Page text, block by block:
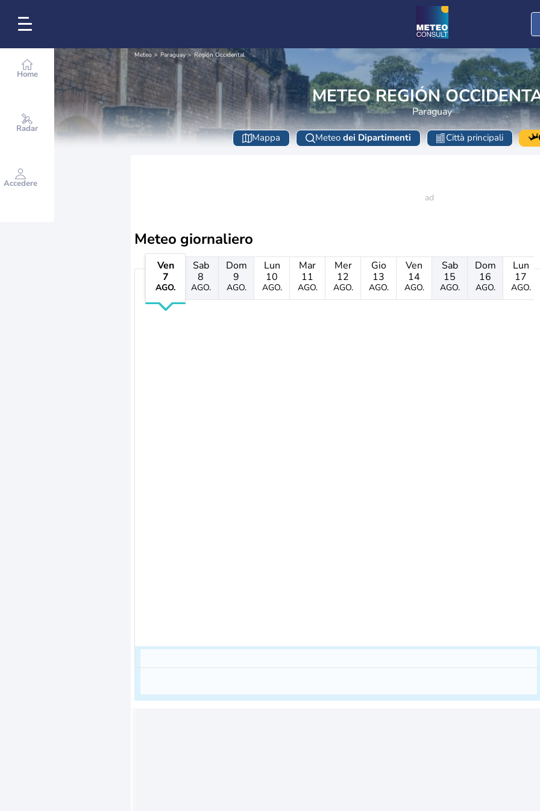
Home
Radar
Accedere
Meteo Paraguay Región Occidental
METEO REGIÓN
Paraguay
Mappa Meteo dei Dipartimenti Città principali
Meteo giornaliero
Ven
7
AGO.
Sab
8
AGO.
Dom
9
AGO.
Lun
10
AGO.
Mar
11
AGO.
Mer
12
AGO.
Gio
13
AGO.
Ven
14
AGO.
Sab
15
AGO.
Dom
16
AGO.
Lun
17
AGO.